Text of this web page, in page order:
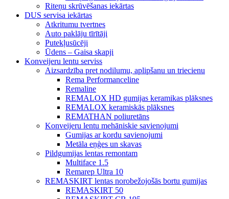
Riteņu skrūvēšanas iekārtas
DUS servisa iekārtas
Atkritumu tvertnes
Auto paklāju tīrītāji
Putekļusūcēji
Ūdens – Gaisa skapji
Konveijeru lentu serviss
Aizsardzība pret nodilumu, aplipšanu un triecienu
Rema Performanceline
Remaline
REMALOX HD gumijas keramikas plāksnes
REMALOX keramiskās plāksnes
REMATHAN poliuretāns
Konveijeru lentu mehāniskie savienojumi
Gumijas ar kordu savienojumi
Metāla eņģes un skavas
Pildgumijas lentas remontam
Multiface 1.5
Remarep Ultra 10
REMASKIRT lentas norobežojošās bortu gumijas
REMASKIRT 50